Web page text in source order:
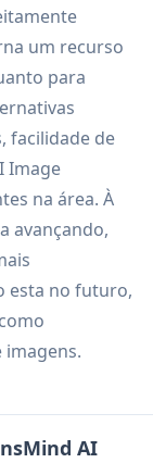
um recurso
para
facilidade de
Image
na área. À
avançando,
esta no futuro,
imagens.
AI